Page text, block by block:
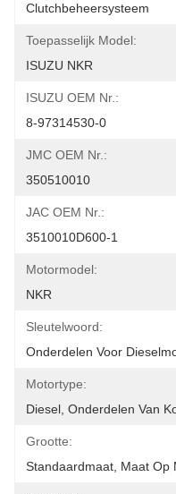
Clutchbeheersysteem
Toepasselijk Model:
ISUZU NKR
ISUZU OEM Nr.:
8-97314530-0
JMC OEM Nr.:
350510010
JAC OEM Nr.:
3510010D600-1
Motormodel:
NKR
Sleutelwoord:
Onderdelen Voor
Motortype:
Diesel, Onderdelen Van
Grootte:
Standaardmaat, Maat Op